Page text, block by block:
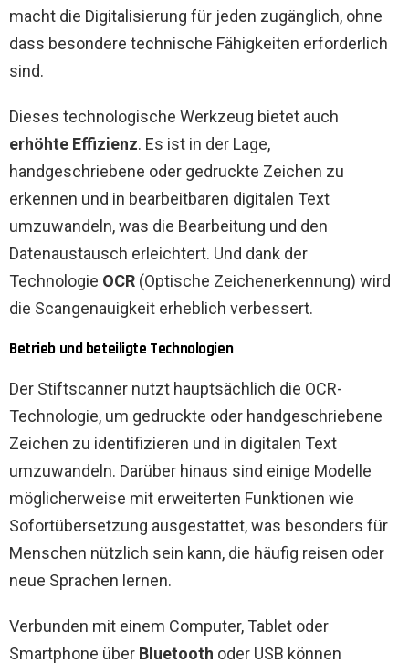
macht die Digitalisierung für jeden zugänglich, ohne
dass besondere technische Fähigkeiten erforderlich
sind.
Dieses technologische Werkzeug bietet auch
erhöhte Effizienz. Es ist in der Lage,
handgeschriebene oder gedruckte Zeichen zu
erkennen und in bearbeitbaren digitalen Text
umzuwandeln, was die Bearbeitung und den
Datenaustausch erleichtert. Und dank der
Technologie OCR (Optische Zeichenerkennung) wird
die Scangenauigkeit erheblich verbessert.
Betrieb und beteiligte Technologien
Der Stiftscanner nutzt hauptsächlich die OCR-
Technologie, um gedruckte oder handgeschriebene
Zeichen zu identifizieren und in digitalen Text
umzuwandeln. Darüber hinaus sind einige Modelle
möglicherweise mit erweiterten Funktionen wie
Sofortübersetzung ausgestattet, was besonders für
Menschen nützlich sein kann, die häufig reisen oder
neue Sprachen lernen.
Verbunden mit einem Computer, Tablet oder
Smartphone über Bluetooth oder USB können